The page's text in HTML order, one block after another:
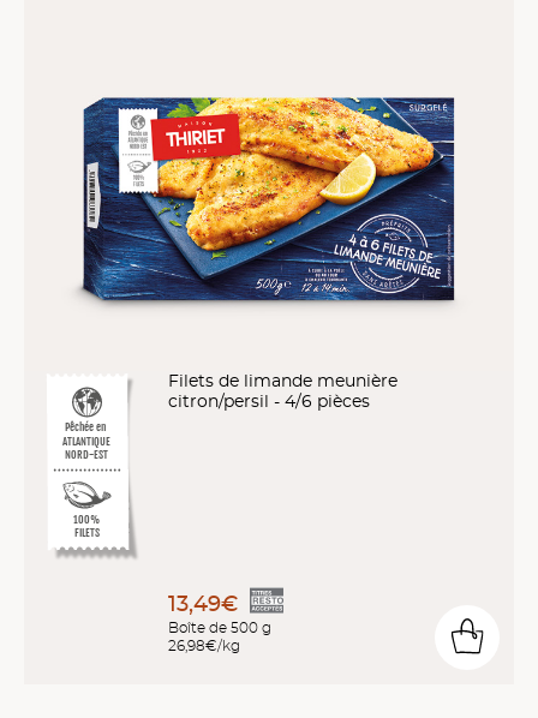
Pêchée en
ATLANTIQUE
NORD-EST
100%
FILETS
Filets de limande meunière
citron/persil - 4/6 pièces
13,49€
Boîte de 500 g
26,98€/kg